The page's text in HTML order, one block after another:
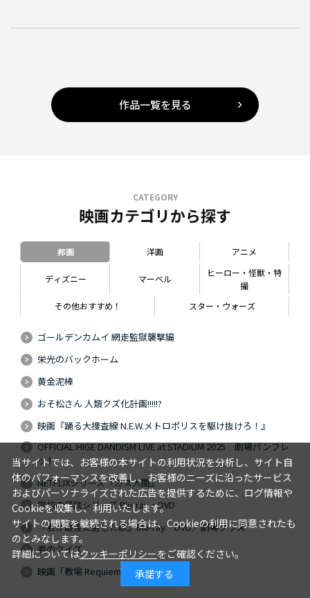
作品一覧を見る
CATEGORY
映画カテゴリから探す
邦画 洋画 アニメ
ディズニー マーベル
ヒーロー・怪獣・特
撮
その他おすすめ！
スター・ウォーズ
ゴールデンカムイ 網走監獄襲撃編
栄光のバックホーム
黄金泥棒
おそ松さん 人類クズ化計画!!!!!?
映画『踊る大捜査線 N.E.W.メトロポリスを駆け抜けろ！』
OFFICIAL HIGE DANDISM LIVE at STADIUM 2025 劇場パンフレ
ット
NETFLIXシリーズ『ガス人間』
学校の怪談シリーズ Blu-ray・DVD
『君が最後に遺した歌』Blu-ray・DVD／劇場グッズ
君のクイズ
映画「教場 Requiem」
当サイトでは、お客様の本サイトの利用状況を分析し、サイト自
体のパフォーマンスを改善し、お客様のニーズに沿ったサービス
およびパーソナライズされた広告を提供するために、ログ情報や
Cookieを収集し、利用いたします。
サイトの閲覧を継続される場合は、Cookieの利用に同意されたも
のとみなします。
詳細についてはクッキーポリシーをご確認ください。
承諾する